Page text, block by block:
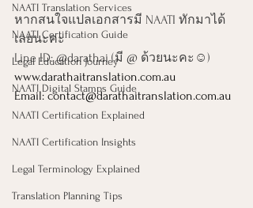
NAATI Translation Services
NAATI Certification Guide
Legal Education Journey
NAATI Digital Stamps Guide
NAATI Certification Explained
NAATI Certification Insights
Legal Terminology Explained
Translation Planning Tips
หากสนใจแปลเอกสารมี NAATI ทักมาได้
เลยนะคะ
Line ID: @darathai (มี @ ด้วยนะคะ☺️)
www.darathaitranslation.com.au
Email: contact@darathaitranslation.com.au